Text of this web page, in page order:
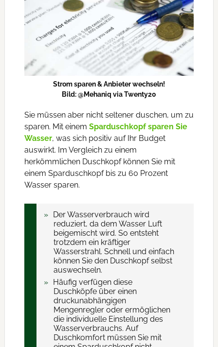
Strom sparen & Anbieter wechseln!
Bild: @Mehaniq via Twenty20
Sie müssen aber nicht seltener duschen, um zu
sparen. Mit einem Sparduschkopf sparen Sie
Wasser, was sich positiv auf Ihr Budget
auswirkt. Im Vergleich zu einem
herkömmlichen Duschkopf können Sie mit
einem Sparduschkopf bis zu 60 Prozent
Wasser sparen.
Der Wasserverbrauch wird
reduziert, da dem Wasser Luft
beigemischt wird. So entsteht
trotzdem ein kräftiger
Wasserstrahl. Schnell und einfach
können Sie den Duschkopf selbst
auswechseln.
Häufig verfügen diese
Duschköpfe über einen
druckunabhängigen
Mengenregler oder ermöglichen
die individuelle Einstellung des
Wasserverbrauchs. Auf
Duschkomfort müssen Sie mit